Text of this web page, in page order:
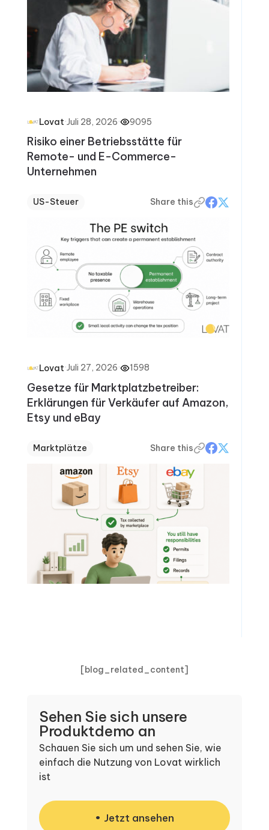
Lovat·Juli 28, 2026· 9095
Risiko einer Betriebsstätte für
Remote- und E-Commerce-
Unternehmen
US-Steuer Share this
Lovat·Juli 27, 2026· 1598
Gesetze für Marktplatzbetreiber:
Erklärungen für Verkäufer auf Amazon,
Etsy und eBay
Marktplätze Share this
[blog_related_content]
Sehen Sie sich unsere
Produktdemo an
Schauen Sie sich um und sehen Sie, wie
einfach die Nutzung von Lovat wirklich
ist
Jetzt ansehen